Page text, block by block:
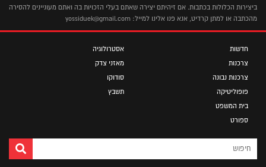
ביצירות הכלולות בכתבות. אם זיהיתם יצירה שאתם בעלי הזכויות בה ואתם מעוניינים להסירה
מהכתבה או למתן קרדיט, אנא פנו אלינו למייל: yossiduek@gmail.com
חדשות
צרכנות
צרכנות נבונה
פופוליטיקה
בית המשפט
ספורט
אסטרולוגיה
מאזני צדק
סודוקו
תשבץ